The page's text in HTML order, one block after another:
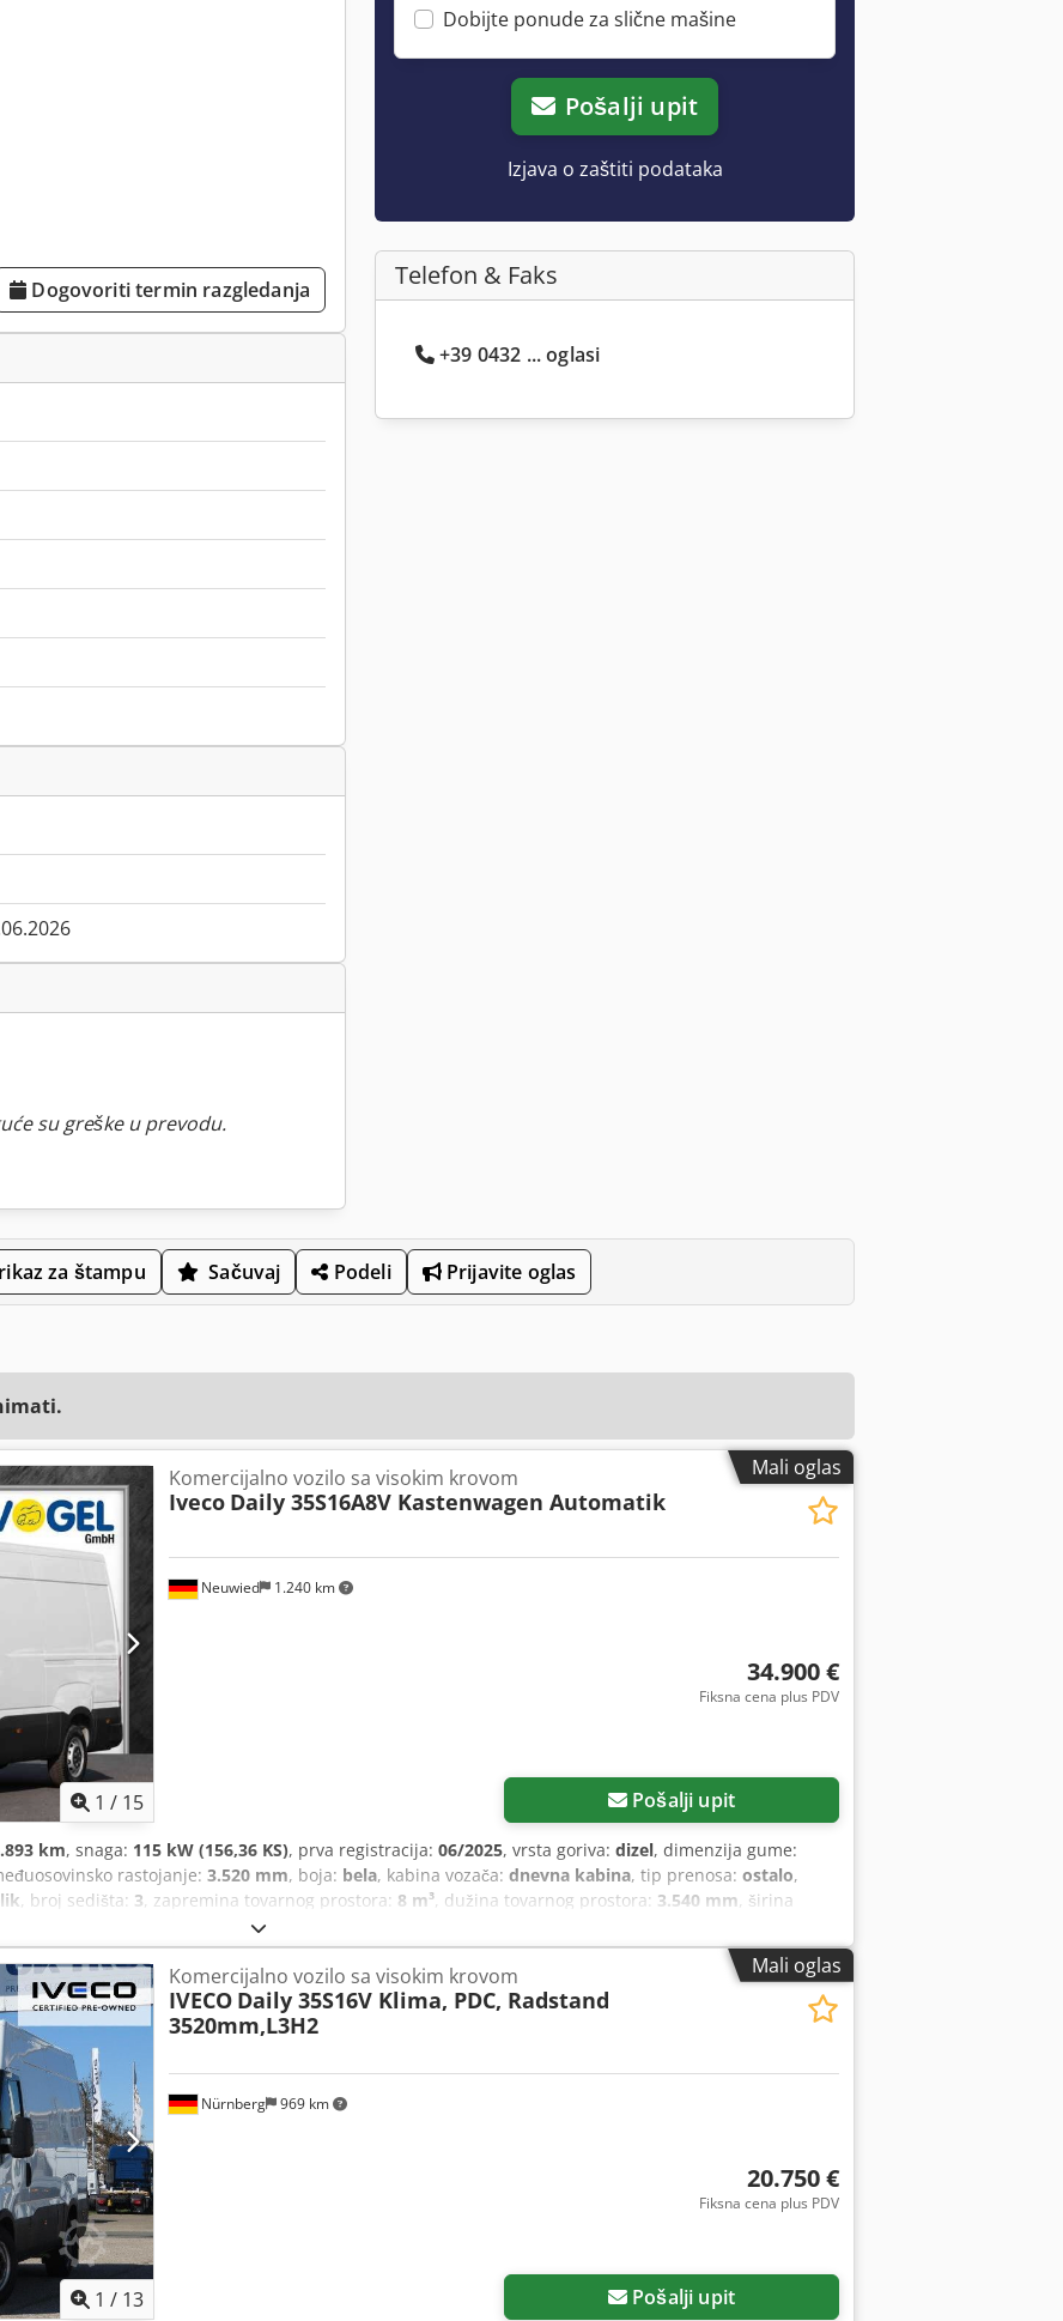
Dogovoriti termin razgledanja
su greške u prevodu.
Dobijte ponude za slične mašine
Pošalji upit
Izjava o zaštiti podataka
Telefon & Faks
+39 0432 ... oglasi
za štampu Sačuvaj Podeli Prijavite oglas
Mali oglas
1 / 15
Neuwied 1.240 km
Komercijalno vozilo sa visokim krovom
Iveco Daily 35S16A8V Kastenwagen Automatik
34.900 €
Fiksna cena plus PDV
Pošalji upit
km, snaga: 115 kW (156,36 KS), prva registracija: 06/2025, vrsta goriva: dizel, dimenzija gume:
rastojanje: 3.520 mm, boja: bela, kabina vozača: dnevna kabina, tip prenosa: ostalo,
, broj sedišta: 3, zapremina tovarnog prostora: 8 m³, dužina tovarnog prostora: 3.540 mm, širina
, radna težina:
lizing moguće nakon uspešno obavljene provere kreditne sposobnosti! Kontaktirajte nas!
tokom perioda oglasa. Međuosovinsko rastojanje 3520 mm / visina 1900 mm, digitalni radio DAB 7" sa
na strani vozača, rezervni točak, akumulator napunjen, štampani materijali na nemačkom jeziku,
kontrolom klime, ugao otvaranja zadnjih vrata 260°, pregradna ploča sa prozorom, prenosni
klime 170 ccm, skladištenje rezervnog točka na kraju šasije, uputstvo za upotrebu i održavanje
Ah / 950 A. Chsdpfjxa S Htsx Aktoa
Mali oglas
1 / 13
Nürnberg 969 km
Komercijalno vozilo sa visokim krovom
IVECO Daily 35S16V Klima, PDC, Radstand
3520mm,L3H2
20.750 €
Fiksna cena plus PDV
Pošalji upit